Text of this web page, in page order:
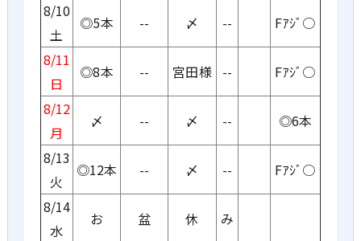
8/10
土
◎5本 -- 〆 --
Fｱｼﾞ○
8/11
日
◎8本 -- 宮田様 --
Fｱｼﾞ○
8/12
月
〆 -- 〆 --
◎6本
8/13
火
◎12本 -- 〆 --
Fｱｼﾞ○
8/14
水
お 盆 休
み